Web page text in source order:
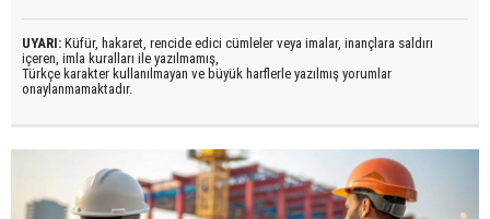
UYARI: Küfür, hakaret, rencide edici cümleler veya imalar, inançlara saldırı
içeren, imla kuralları ile yazılmamış,
Türkçe karakter kullanılmayan ve büyük harflerle yazılmış yorumlar
onaylanmamaktadır.